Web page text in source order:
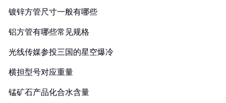
镀锌方管尺寸一般有哪些
铝方管有哪些常见规格
光线传媒参投三国的星空爆冷
横担型号对应重量
锰矿石产品化合水含量